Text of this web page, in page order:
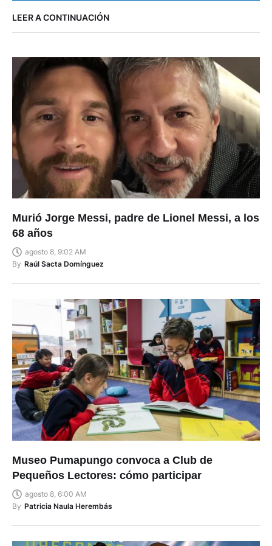
LEER A CONTINUACIÓN
Murió Jorge Messi, padre de Lionel Messi, a los
68 años
agosto 8, 9:02 AM
By Raúl Sacta Domínguez
Museo Pumapungo convoca a Club de
Pequeños Lectores: cómo participar
agosto 8, 6:00 AM
By Patricia Naula Herembás